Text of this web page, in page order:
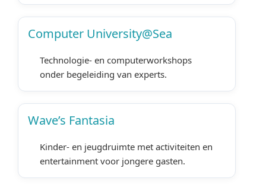
Computer University@Sea
Technologie- en computerworkshops
onder begeleiding van experts.
Wave’s Fantasia
Kinder- en jeugdruimte met activiteiten en
entertainment voor jongere gasten.